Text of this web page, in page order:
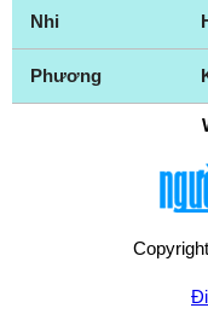
Nhi
Phương